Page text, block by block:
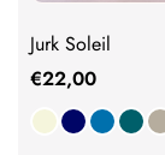
Jurk Soleil
€22,00